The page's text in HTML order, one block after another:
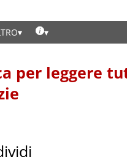
per leggere